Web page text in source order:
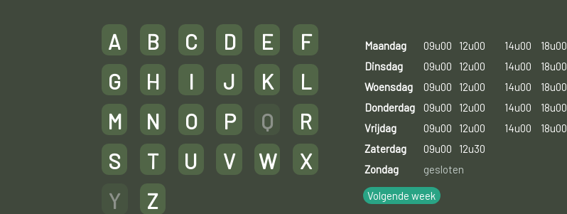
A B C D E
F
G
H I J K
L
M
N O P Q
R
S
T U V W
X
Y
Z
Maandag 09u00 12u00 14u00
18u00
Dinsdag
09u00 12u00 14u00
18u00
Woensdag
09u00 12u00 14u00
18u00
Donderdag
09u00 12u00 14u00
18u00
Vrijdag
09u00 12u00 14u00
18u00
Zaterdag
09u00
12u30
Zondag
gesloten
Volgende week